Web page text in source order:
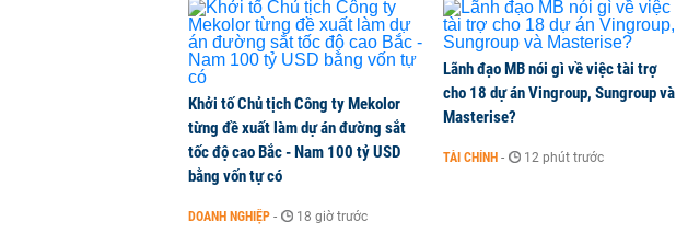
Khởi tố Chủ tịch Công ty Mekolor
từng đề xuất làm dự án đường sắt
tốc độ cao Bắc - Nam 100 tỷ USD
bằng vốn tự có
DOANH NGHIỆP - 18 giờ trước
Lãnh đạo MB nói gì về việc tài trợ
cho 18 dự án Vingroup, Sungroup và
Masterise?
TÀI CHÍNH - 12 phút trước